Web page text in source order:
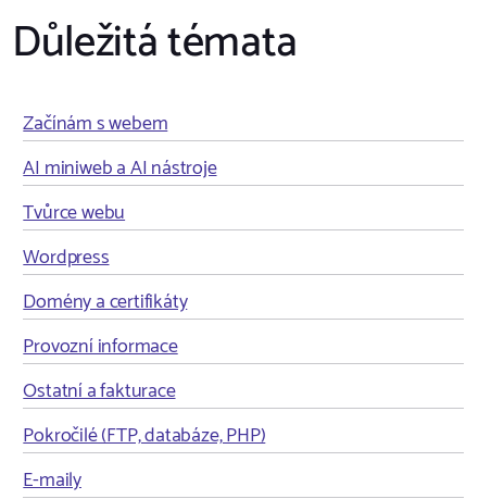
Důležitá témata
Začínám s webem
AI miniweb a AI nástroje
Tvůrce webu
Wordpress
Domény a certifikáty
Provozní informace
Ostatní a fakturace
Pokročilé (FTP, databáze, PHP)
E-maily